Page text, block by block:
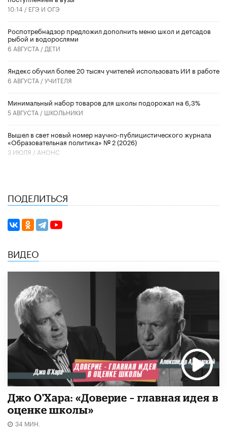
10:14 / ЕГЭ И ОГЭ
Роспотребнадзор предложил дополнить меню школ и детсадов
рыбой и водорослями
6 АВГУСТА / ДЕТИ
​Яндекс обучил более 20 тысяч учителей использовать ИИ в работе
6 АВГУСТА /УЧИТЕЛЯ
Минимальный набор товаров для школы подорожал на 6,3%
5 АВГУСТА / ШКОЛЬНИКИ
Вышел в свет новый номер научно-публицистического журнала
«Образовательная политика» № 2 (2026)
3 ИЮЛЯ / АНОНС
ПОДЕЛИТЬСЯ
ВИДЕО
Джо О'Хара: «Доверие – главная идея в
оценке школы»
34 МИН.